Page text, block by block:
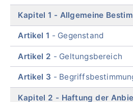
Kapitel 1 Allgemeine
Artikel 1 Gegenstand
Artikel 2 Geltungsbereich
Artikel 3
Kapitel 2
Haftung der